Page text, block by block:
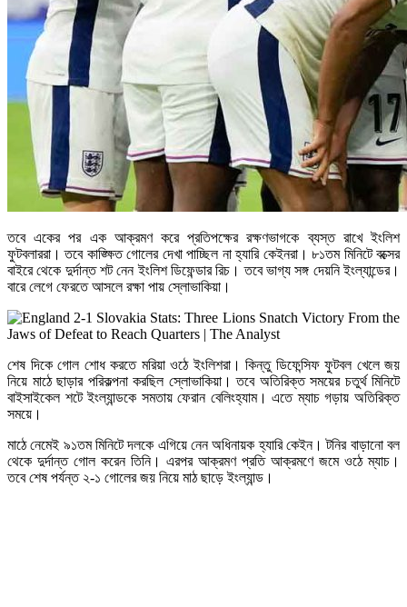
তবে একের পর এক আক্রমণ করে প্রতিপক্ষের রক্ষণভাগকে ব্যস্ত রাখে ইংলিশ
ফুটবলাররা। তবে কাঙ্ক্ষিত গোলের দেখা পাচ্ছিল না হ্যারি কেইনরা। ৮১তম মিনিটে বক্সের
বাইরে থেকে দুর্দান্ত শট নেন ইংলিশ ডিফেন্ডার রিচ। তবে ভাগ্য সঙ্গ দেয়নি ইংল্যান্ডের।
বারে লেগে ফেরতে আসলে রক্ষা পায় স্লোভাকিয়া।
শেষ দিকে গোল শোধ করতে মরিয়া ওঠে ইংলিশরা। কিন্তু ডিফেন্সিফ ফুটবল খেলে জয়
নিয়ে মাঠে ছাড়ার পরিকল্পনা করছিল স্লোভাকিয়া। তবে অতিরিক্ত সময়ের চতুর্থ মিনিটে
বাইসাইকেল শটে ইংল্যান্ডকে সমতায় ফেরান বেলিংহ্যাম। এতে ম্যাচ গড়ায় অতিরিক্ত
সময়ে।
মাঠে নেমেই ৯১তম মিনিটে দলকে এগিয়ে নেন অধিনায়ক হ্যারি কেইন। টনির বাড়ানো বল
থেকে দুর্দান্ত গোল করেন তিনি। এরপর আক্রমণ প্রতি আক্রমণে জমে ওঠে ম্যাচ।
তবে শেষ পর্যন্ত ২-১ গোলের জয় নিয়ে মাঠ ছাড়ে ইংল্যান্ড।